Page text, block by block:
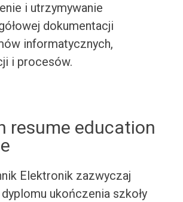
i utrzymywanie
dokumentacji
informatycznych,
i procesów.
resume education
Elektronik zazwyczaj
ukończenia szkoły